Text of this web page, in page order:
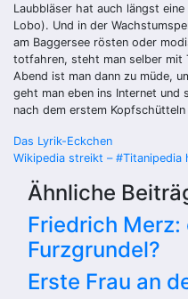
Laubbläser hat auch längst
Lobo). Und in der
am Baggersee rösten oder
totfahren, steht man selber mit
Abend ist man dann zu müde,
geht man eben ins Internet und
nach dem erstem
Das Lyrik-Eckchen
Wikipedia streikt – #Titanipedia
Ähnliche
Friedrich
Furzgrundel?
Erste Frau an